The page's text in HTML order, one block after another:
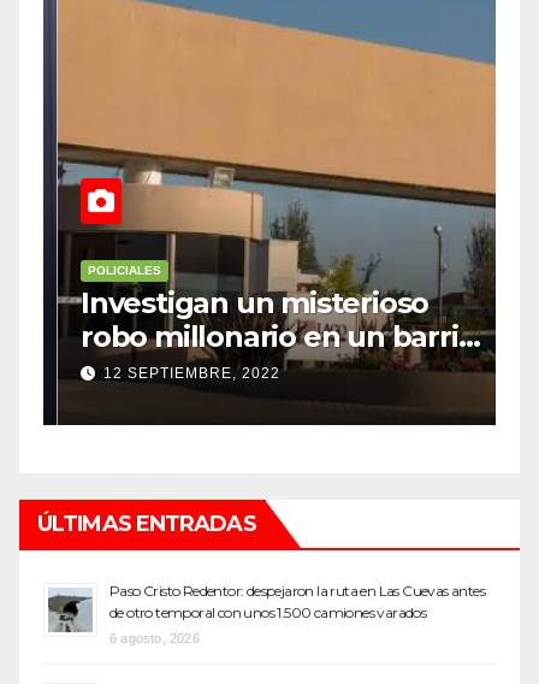
POLICIALES
Investigan un misterioso
robo millonario en un barrio
top de Maipú
12 SEPTIEMBRE, 2022
ÚLTIMAS ENTRADAS
Paso Cristo Redentor: despejaron la ruta en Las Cuevas antes
de otro temporal con unos 1.500 camiones varados
6 agosto, 2026